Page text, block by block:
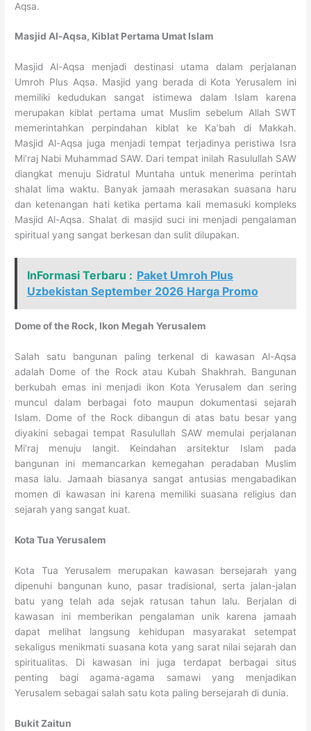
Aqsa.
Masjid Al-Aqsa, Kiblat Pertama Umat Islam
Masjid Al-Aqsa menjadi destinasi utama dalam perjalanan
Umroh Plus Aqsa. Masjid yang berada di Kota Yerusalem ini
memiliki kedudukan sangat istimewa dalam Islam karena
merupakan kiblat pertama umat Muslim sebelum Allah SWT
memerintahkan perpindahan kiblat ke Ka’bah di Makkah.
Masjid Al-Aqsa juga menjadi tempat terjadinya peristiwa Isra
Mi’raj Nabi Muhammad SAW. Dari tempat inilah Rasulullah SAW
diangkat menuju Sidratul Muntaha untuk menerima perintah
shalat lima waktu. Banyak jamaah merasakan suasana haru
dan ketenangan hati ketika pertama kali memasuki kompleks
Masjid Al-Aqsa. Shalat di masjid suci ini menjadi pengalaman
spiritual yang sangat berkesan dan sulit dilupakan.
InFormasi Terbaru : Paket Umroh Plus
Uzbekistan September 2026 Harga Promo
Dome of the Rock, Ikon Megah Yerusalem
Salah satu bangunan paling terkenal di kawasan Al-Aqsa
adalah Dome of the Rock atau Kubah Shakhrah. Bangunan
berkubah emas ini menjadi ikon Kota Yerusalem dan sering
muncul dalam berbagai foto maupun dokumentasi sejarah
Islam. Dome of the Rock dibangun di atas batu besar yang
diyakini sebagai tempat Rasulullah SAW memulai perjalanan
Mi’raj menuju langit. Keindahan arsitektur Islam pada
bangunan ini memancarkan kemegahan peradaban Muslim
masa lalu. Jamaah biasanya sangat antusias mengabadikan
momen di kawasan ini karena memiliki suasana religius dan
sejarah yang sangat kuat.
Kota Tua Yerusalem
Kota Tua Yerusalem merupakan kawasan bersejarah yang
dipenuhi bangunan kuno, pasar tradisional, serta jalan-jalan
batu yang telah ada sejak ratusan tahun lalu. Berjalan di
kawasan ini memberikan pengalaman unik karena jamaah
dapat melihat langsung kehidupan masyarakat setempat
sekaligus menikmati suasana kota yang sarat nilai sejarah dan
spiritualitas. Di kawasan ini juga terdapat berbagai situs
penting bagi agama-agama samawi yang menjadikan
Yerusalem sebagai salah satu kota paling bersejarah di dunia.
Bukit Zaitun